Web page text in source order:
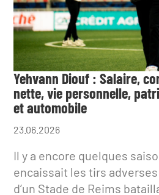
Yehvann Diouf : Salaire,
nette, vie personnelle,
et automobile
23.06.2026
Il y a encore quelques
encaissait les tirs adverses
d’un Stade de Reims